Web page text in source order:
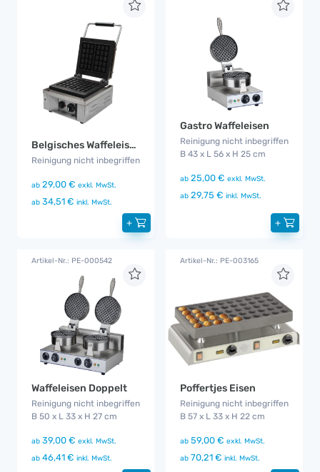
Belgisches Waffeleisen
Reinigung nicht inbegriffen
ab 29,00 € exkl. MwSt.
ab 34,51 € inkl. MwSt.
+
Gastro Waffeleisen
Reinigung nicht inbegriffen
B 43 x L 56 x H 25 cm
ab 25,00 € exkl. MwSt.
ab 29,75 € inkl. MwSt.
+
Artikel-Nr.: PE-000542
Waffeleisen Doppelt
Reinigung nicht inbegriffen
B 50 x L 33 x H 27 cm
ab 39,00 € exkl. MwSt.
ab 46,41 € inkl. MwSt.
Artikel-Nr.: PE-003165
Poffertjes Eisen
Reinigung nicht inbegriffen
B 57 x L 33 x H 22 cm
ab 59,00 € exkl. MwSt.
ab 70,21 € inkl. MwSt.